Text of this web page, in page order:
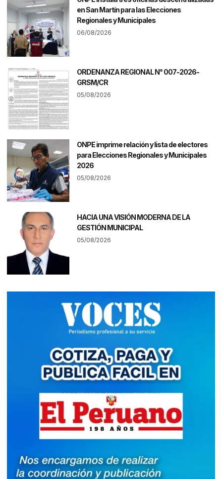
en San Martín para las Elecciones
Regionales y Municipales
06/08/2026
ORDENANZA REGIONAL N° 007-2026-
GRSM/CR
05/08/2026
ONPE imprime relación y lista de electores
para Elecciones Regionales y Municipales
2026
05/08/2026
HACIA UNA VISIÓN MODERNA DE LA
GESTIÓN MUNICIPAL
05/08/2026